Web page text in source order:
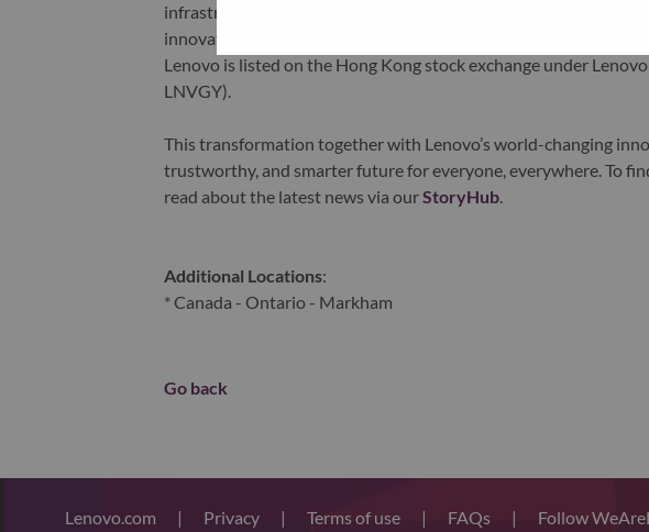
infrastructure), software, solutions, and services. Lenovo’s
innovation is building a more equitable, trustworthy, and
Lenovo is listed on the Hong Kong stock exchange under
LNVGY).
This transformation together with Lenovo’s world-changing
trustworthy, and smarter future for everyone, everywhere. To
read about the latest news via ourStoryHub.
Additional Locations:
* Canada - Ontario - Markham
Go back
Lenovo.com | Privacy | Terms of use | FAQs | Follow